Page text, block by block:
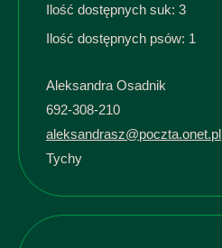
Ilość dostępnych suk: 3
Ilość dostępnych psów: 1
Aleksandra Osadnik
692-308-210
aleksandrasz@poczta.onet.pl
Tychy